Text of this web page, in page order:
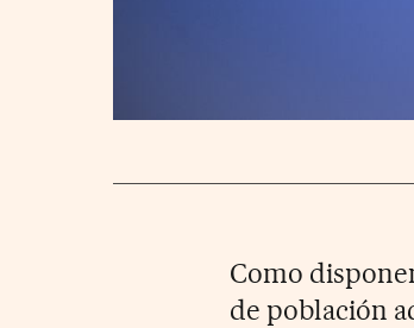
Como
de población